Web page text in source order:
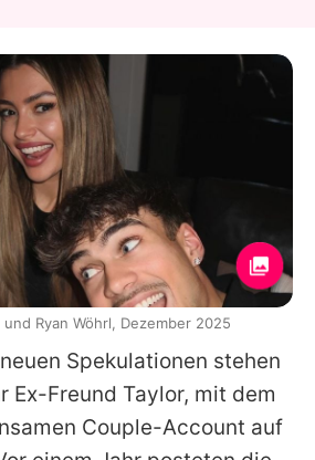
Spekulationen stehen
Ex-Freund Taylor, mit dem
Couple-Account auf
und Ryan Wöhrl, Dezember 2025